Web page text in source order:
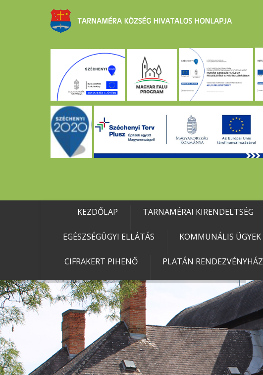
KEZDŐLAP TARNAMÉRAI KIRENDELTSÉG
EGÉSZSÉGÜGYI ELLÁTÁS KOMMUNÁLIS ÜGYEK
CIFRAKERT PIHENŐ PLATÁN RENDEZVÉNYHÁZ